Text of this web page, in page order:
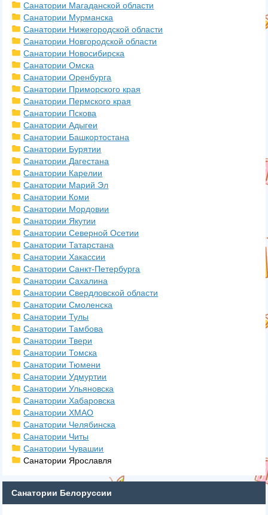
Санатории Магаданской области
Санатории Мурманска
Санатории Нижегородской области
Санатории Новгородской области
Санатории Новосибирска
Санатории Омска
Санатории Оренбурга
Санатории Приморского края
Санатории Пермского края
Санатории Пскова
Санатории Адыгеи
Санатории Башкортостана
Санатории Бурятии
Санатории Дагестана
Санатории Карелии
Санатории Марий Эл
Санатории Коми
Санатории Мордовии
Санатории Якутии
Санатории Северной Осетии
Санатории Татарстана
Санатории Хакассии
Санатории Санкт-Петербурга
Санатории Сахалина
Санатории Свердловской области
Санатории Смоленска
Санатории Тулы
Санатории Тамбова
Санатории Твери
Санатории Томска
Санатории Тюмени
Санатории Удмуртии
Санатории Ульяновска
Санатории Хабаровска
Санатории ХМАО
Санатории Челябинска
Санатории Читы
Санатории Чувашии
Санатории Ярославля
Санатории Белоруссии